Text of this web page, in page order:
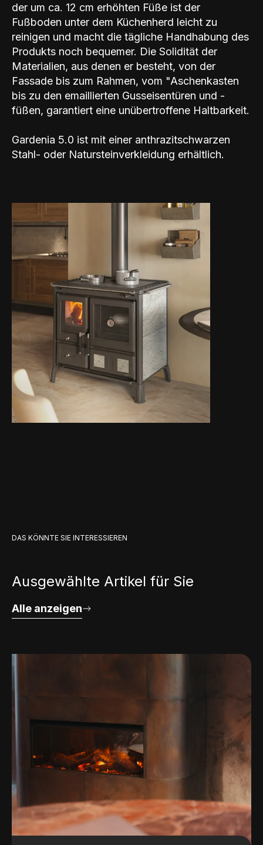
der um ca. 12 cm erhöhten Füße ist der
Fußboden unter dem Küchenherd leicht zu
reinigen und macht die tägliche Handhabung des
Produkts noch bequemer. Die Solidität der
Materialien, aus denen er besteht, von der
Fassade bis zum Rahmen, vom "Aschenkasten
bis zu den emaillierten Gusseisentüren und -
füßen, garantiert eine unübertroffene Haltbarkeit.
Gardenia 5.0 ist mit einer anthrazitschwarzen
Stahl- oder Natursteinverkleidung erhältlich.
DAS KÖNNTE SIE INTERESSIEREN
Ausgewählte Artikel für Sie
Alle anzeigen